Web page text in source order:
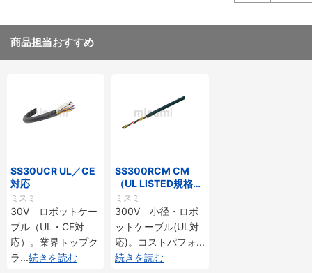
商品担当おすすめ
SS30UCR UL／CE
対応
ミスミ
30V ロボットケー
ブル（UL・CE対
応）。業界トップク
ラ...続きを読む
SS300RCM CM
（UL LISTED規格・
NEPA対応） 小径
ミスミ
300V 小径・ロボ
ットケーブル(UL対
応)。コストパフォ...
続きを読む